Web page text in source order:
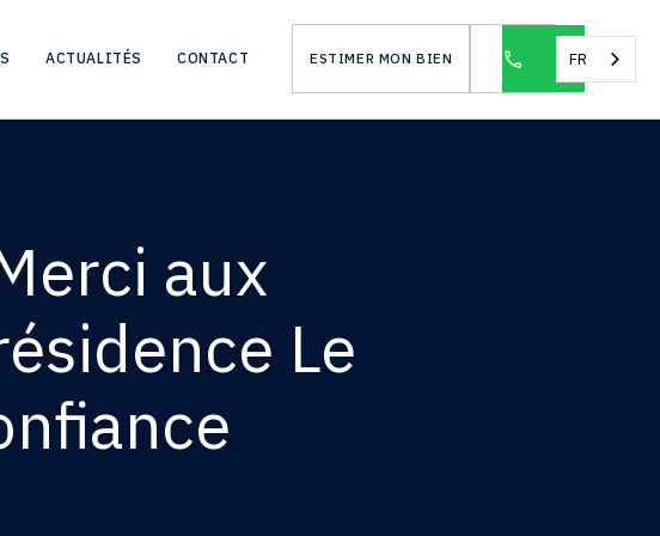
ACTUALITÉS CONTACT ESTIMER MON BIEN FR
RÉSIDENCE LE NÔTRE POUR LEUR CONFIANCE
aux
Le